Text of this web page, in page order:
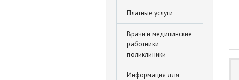
Платные услуги
Врачи и медицинские
работники
поликлиники
Информация для